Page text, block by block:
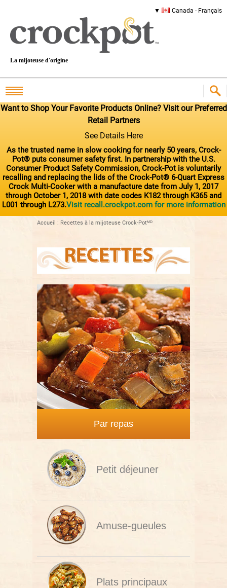
Canada - Français
La mijoteuse d'origine
Want to Shop Your Favorite Products Online? Visit our Preferred
Retail Partners
See Details Here
As the trusted name in slow cooking for nearly 50 years, Crock-
Pot® puts consumer safety first. In partnership with the U.S.
Consumer Product Safety Commission, Crock-Pot is voluntarily
recalling and replacing the lids of the Crock-Pot® 6-Quart Express
Crock Multi-Cooker with a manufacture date from July 1, 2017
through October 1, 2018 with date codes K182 through K365 and
L001 through L273.Visit recall.crockpot.com for more information
Accueil : Recettes à la mijoteuse Crock-Potᴹᴰ
Par repas
Petit déjeuner
Amuse-gueules
Plats principaux